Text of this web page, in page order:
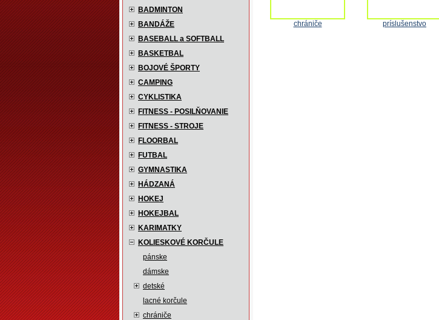
BADMINTON
BANDÁŽE
BASEBALL a SOFTBALL
BASKETBAL
BOJOVÉ ŠPORTY
CAMPING
CYKLISTIKA
FITNESS - POSILŇOVANIE
FITNESS - STROJE
FLOORBAL
FUTBAL
GYMNASTIKA
HÁDZANÁ
HOKEJ
HOKEJBAL
KARIMATKY
KOLIESKOVÉ KORČULE
pánske
dámske
detské
lacné korčule
chrániče
chrániče príslušenstvo